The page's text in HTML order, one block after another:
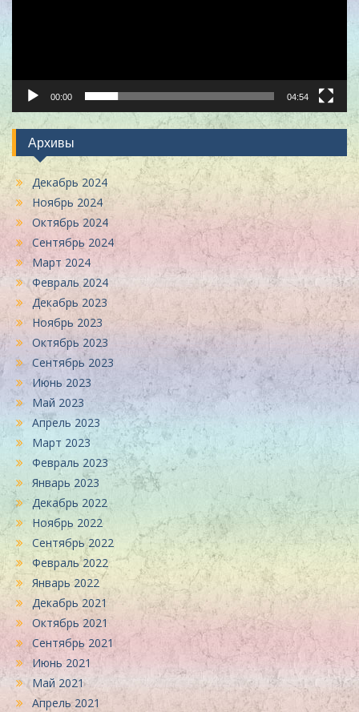
00:00 04:54
Архивы
Декабрь 2024
Ноябрь 2024
Октябрь 2024
Сентябрь 2024
Март 2024
Февраль 2024
Декабрь 2023
Ноябрь 2023
Октябрь 2023
Сентябрь 2023
Июнь 2023
Май 2023
Апрель 2023
Март 2023
Февраль 2023
Январь 2023
Декабрь 2022
Ноябрь 2022
Сентябрь 2022
Февраль 2022
Январь 2022
Декабрь 2021
Октябрь 2021
Сентябрь 2021
Июнь 2021
Май 2021
Апрель 2021